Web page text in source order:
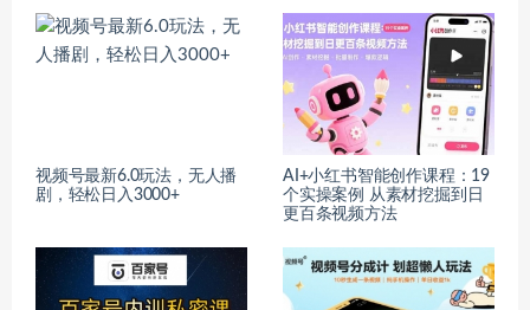
视频号最新6.0玩法，无人播
剧，轻松日入3000+
AI+小红书智能创作课程：19
个实操案例 从素材挖掘到日
更百条视频方法